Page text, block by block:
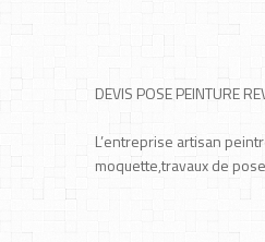
DEVIS POSE PEINTURE
L’entreprise artisan
moquette,travaux de